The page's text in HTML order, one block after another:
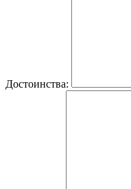
Достоинства: